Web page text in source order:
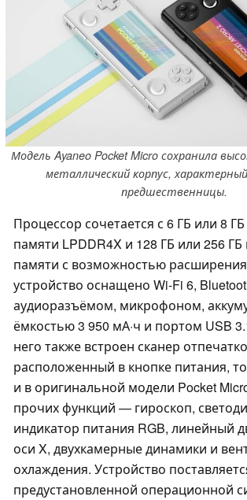
Модель Ayaneo Pocket Micro сохранила
металлический корпус,
предшественницы.
Процессор сочетается с 6 ГБ или 8
памяти LPDDR4X и 128 ГБ или 256
памяти с возможностью
устройство оснащено Wi-Fi 6,
аудиоразъёмом, микрофоном,
ёмкостью 3 950 мА·ч и портом USB
него также встроен сканер
расположенный в кнопке питания,
и в оригинальной модели Pocket
прочих функций — гироскоп,
индикатор питания RGB, линейный
оси X, двухкамерные динамики и
охлаждения. Устройство
предустановленной операционной